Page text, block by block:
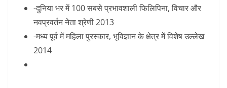
-दुनिया भर में 100 सबसे प्रभावशाली फिलिपिना, विचार और
नवप्रवर्तन नेता श्रेणी 2013
-मध्य पूर्व में महिला पुरस्कार, भूविज्ञान के क्षेत्र में विशेष उल्लेख
2014